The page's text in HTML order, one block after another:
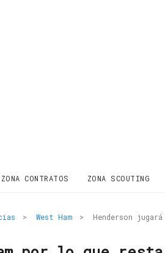
ZONA CONTRATOS ZONA SCOUTING
> West Ham >
Henderson jugará